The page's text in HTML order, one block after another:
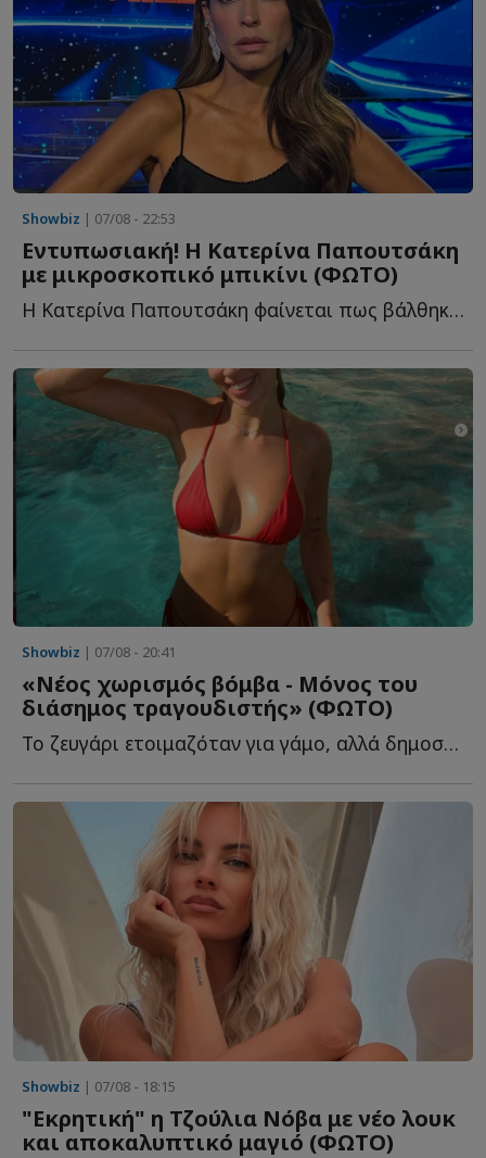
Showbiz | 07/08 - 22:53
Εντυπωσιακή! Η Κατερίνα Παπουτσάκη
με μικροσκοπικό μπικίνι (ΦΩΤΟ)
Η Κατερίνα Παπουτσάκη φαίνεται πως βάλθηκε να μαγνητίσει μ...
Showbiz | 07/08 - 20:41
«Νέος χωρισμός βόμβα - Μόνος του
διάσημος τραγουδιστής» (ΦΩΤΟ)
Το ζευγάρι ετοιμαζόταν για γάμο, αλλά δημοσίευμα τους θ...
Showbiz | 07/08 - 18:15
"Εκρητική" η Τζούλια Νόβα με νέο λουκ
και αποκαλυπτικό μαγιό (ΦΩΤΟ)